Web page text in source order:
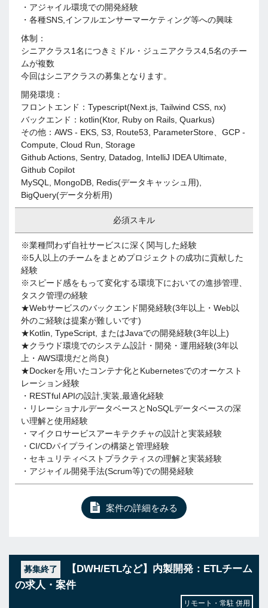
・アジャイル環境での開発経験
・各種SNS,インフルエンサーマーケティング等への興味
体制：
シニアクラス1名につきミドル・ジュニアクラス4,5名のチー
ムが複数
今回はシニアクラスの募集となります。
開発環境：
フロントエンド：Typescript(Next.js, Tailwind CSS, nx)
バックエンド：kotlin(Ktor, Ruby on Rails, Quarkus)
その他：AWS - EKS, S3, Route53, ParameterStore、GCP -
Compute, Cloud Run, Storage
Github Actions, Sentry, Datadog, IntelliJ IDEA Ultimate,
Github Copilot
MySQL, MongoDB, Redis(データキャッシュ用),
BigQuery(データ分析用)
必須スキル
※業種問わず自社サービスに深く関与した経験
※5人以上のチームをまとめプロジェクトの成功に貢献した
経験
※スピード感をもって変化する環境下においての進捗管理、
タスク管理の経験
★Webサービスのバックエンド開発経験(3年以上・Web以
外のご経験は提案が難しいです)
★Kotlin, TypeScript, またはJavaでの開発経験(3年以上)
★クラウド環境でのシステム設計・開発・運用経験(3年以
上・AWS環境だと尚良)
★Dockerを用いたコンテナ化とKubernetesでのオーケスト
レーション経験
・RESTful APIの設計,実装,最適化経験
・リレーショナルデータベースとNoSQLデータベースの深
い理解と使用経験
・マイクロサービスアーキテクチャの設計と実装経験
・CI/CDパイプラインの構築と管理経験
・セキュリティベストプラクティスの理解と実装経験
・アジャイル開発手法(Scrum等)での開発経験
案件の詳細をみる
募集終了
【DWH/ETLなど】内製開発：ETLチーム
の求人・案件
リモート・常駐 併用